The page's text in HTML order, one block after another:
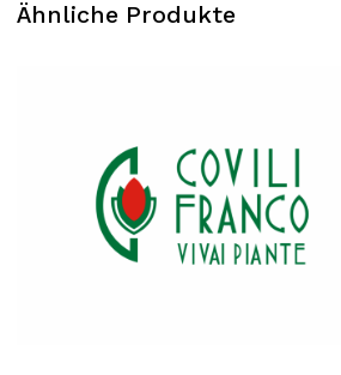
Ähnliche Produkte